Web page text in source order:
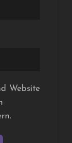
Website